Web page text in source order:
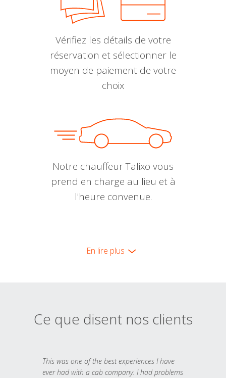
Vérifiez les détails de votre
réservation et sélectionner le
moyen de paiement de votre
choix
Notre chauffeur Talixo vous
prend en charge au lieu et à
l'heure convenue.
En lire plus
Ce que disent nos clients
This was one of the best experiences I have
ever had with a cab company. I had problems